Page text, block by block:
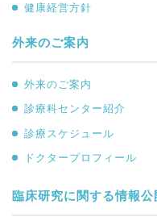
健康経営方針
外来のご案内
外来のご案内
診療科センター紹介
診療スケジュール
ドクタープロフィール
臨床研究に関する情報公